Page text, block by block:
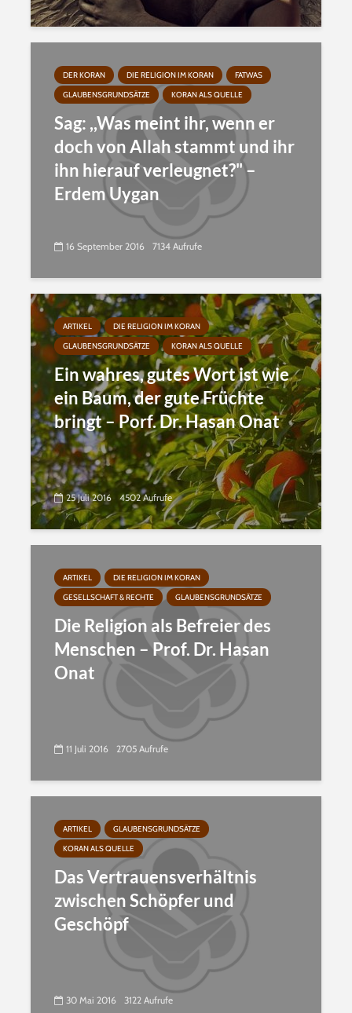
DER KORAN DIE RELIGION IM KORAN
FATWAS
GLAUBENSGRUNDSÄTZE
KORAN ALS QUELLE
Sag: ,,Was meint ihr, wenn er
doch von Allah stammt und ihr
ihn hierauf verleugnet?" –
Erdem Uygan
16 September 2016 7134 Aufrufe
ARTIKEL
DIE RELIGION IM KORAN
GLAUBENSGRUNDSÄTZE
KORAN ALS QUELLE
Ein wahres, gutes Wort ist wie
ein Baum, der gute Früchte
bringt – Porf. Dr. Hasan Onat
25 Juli 2016 4502 Aufrufe
ARTIKEL
DIE RELIGION IM KORAN
GESELLSCHAFT & RECHTE
GLAUBENSGRUNDSÄTZE
Die Religion als Befreier des
Menschen – Prof. Dr. Hasan
Onat
11 Juli 2016 2705 Aufrufe
ARTIKEL
GLAUBENSGRUNDSÄTZE
KORAN ALS QUELLE
Das Vertrauensverhältnis
zwischen Schöpfer und
Geschöpf
30 Mai 2016 3122 Aufrufe